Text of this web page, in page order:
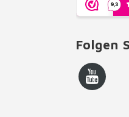
Folgen